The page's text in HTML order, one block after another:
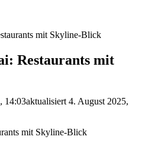
mit Skyline-Blick
Restaurants mit
14:03aktualisiert 4. August 2025,